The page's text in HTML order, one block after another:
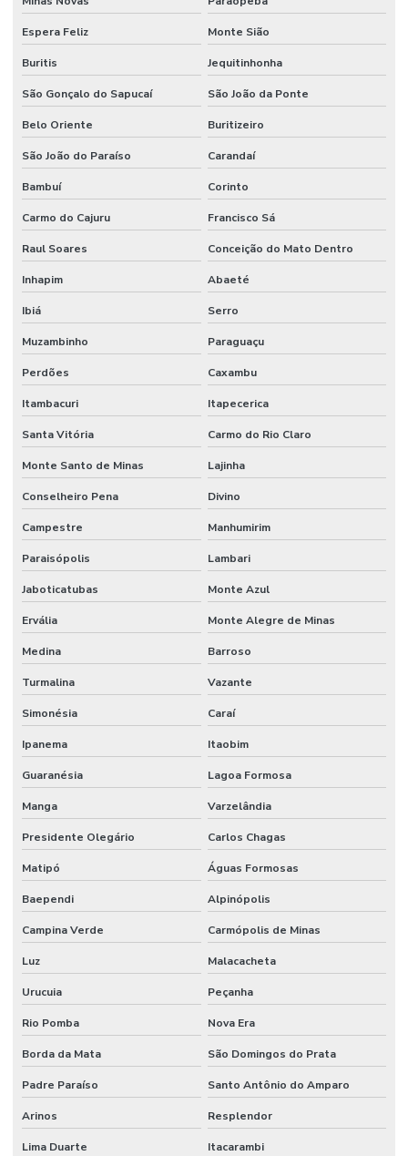
Espera Feliz Monte Sião
Buritis Jequitinhonha
São Gonçalo do Sapucaí São João da Ponte
Belo Oriente Buritizeiro
São João do Paraíso Carandaí
Bambuí Corinto
Carmo do Cajuru Francisco Sá
Raul Soares Conceição do Mato Dentro
Inhapim Abaeté
Ibiá Serro
Muzambinho Paraguaçu
Perdões Caxambu
Itambacuri Itapecerica
Santa Vitória Carmo do Rio Claro
Monte Santo de Minas Lajinha
Conselheiro Pena Divino
Campestre Manhumirim
Paraisópolis Lambari
Jaboticatubas Monte Azul
Ervália Monte Alegre de Minas
Medina Barroso
Turmalina Vazante
Simonésia Caraí
Ipanema Itaobim
Guaranésia Lagoa Formosa
Manga Varzelândia
Presidente Olegário Carlos Chagas
Matipó Águas Formosas
Baependi Alpinópolis
Campina Verde Carmópolis de Minas
Luz Malacacheta
Urucuia Peçanha
Rio Pomba Nova Era
Borda da Mata São Domingos do Prata
Padre Paraíso Santo Antônio do Amparo
Arinos Resplendor
Lima Duarte Itacarambi